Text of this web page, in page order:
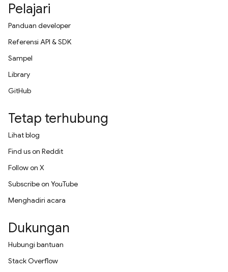
Pelajari
Panduan developer
Referensi API & SDK
Sampel
Library
GitHub
Tetap terhubung
Lihat blog
Find us on Reddit
Follow on X
Subscribe on YouTube
Menghadiri acara
Dukungan
Hubungi bantuan
Stack Overflow